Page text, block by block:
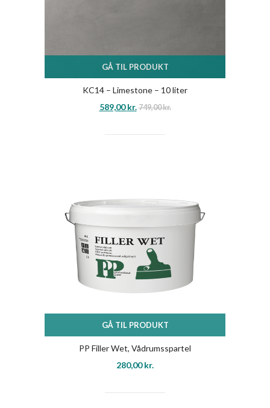
GÅ TIL PRODUKT
KC14 – Limestone – 10 liter
589,00kr. 749,00kr.
GÅ TIL PRODUKT
PP Filler Wet, Vådrumsspartel
280,00kr.